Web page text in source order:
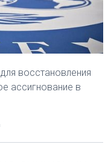
восстановления
ассигнование в